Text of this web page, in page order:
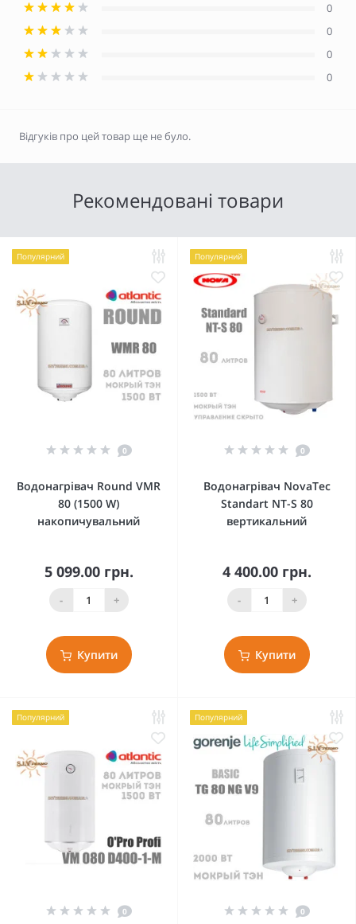
0
0
0
0
Відгуків про цей товар ще не було.
Рекомендовані товари
Популярний
0
Водонагрівач Round VMR
80 (1500 W)
накопичувальний
5 099.00 грн.
- +
Купити
Популярний
0
Водонагрівач NovaTec
Standart NT-S 80
вертикальний
4 400.00 грн.
- +
Купити
Популярний
0
Популярний
0